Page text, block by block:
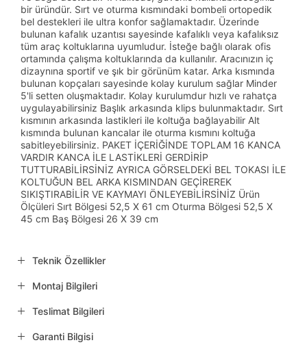
bir üründür. Sırt ve oturma kısmındaki bombeli ortopedik
bel destekleri ile ultra konfor sağlamaktadır. Üzerinde
bulunan kafalık uzantısı sayesinde kafalıklı veya kafalıksız
tüm araç koltuklarına uyumludur. İsteğe bağlı olarak ofis
ortamında çalışma koltuklarında da kullanılır. Aracınızın iç
dizaynına sportif ve şık bir görünüm katar. Arka kısmında
bulunan kopçaları sayesinde kolay kurulum sağlar Minder
5'li setten oluşmaktadır. Kolay kurulumdur hızlı ve rahatça
uygulayabilirsiniz Başlık arkasında klips bulunmaktadır. Sırt
kısmının arkasında lastikleri ile koltuğa bağlayabilir Alt
kısmında bulunan kancalar ile oturma kısmını koltuğa
sabitleyebilirsiniz. PAKET İÇERİĞİNDE TOPLAM 16 KANCA
VARDIR KANCA İLE LASTİKLERİ GERDİRİP
TUTTURABİLİRSİNİZ AYRICA GÖRSELDEKİ BEL TOKASI İLE
KOLTUĞUN BEL ARKA KISMINDAN GEÇİREREK
SIKIŞTIRABİLİR VE KAYMAYI ÖNLEYEBİLİRSİNİZ Ürün
Ölçüleri Sırt Bölgesi 52,5 X 61 cm Oturma Bölgesi 52,5 X
45 cm Baş Bölgesi 26 X 39 cm
Teknik Özellikler
Montaj Bilgileri
Teslimat Bilgileri
Garanti Bilgisi